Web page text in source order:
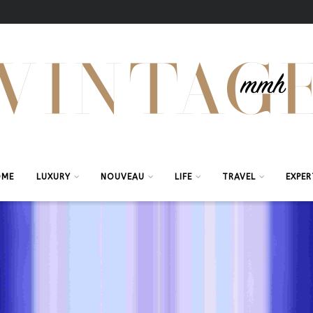
LUXURY NOUVEAU LIFE TRAVEL